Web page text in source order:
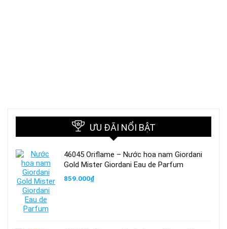
ƯU ĐÃI NỔI BẬT
46045 Oriflame – Nước hoa nam Giordani
Gold Mister Giordani Eau de Parfum
859.000₫